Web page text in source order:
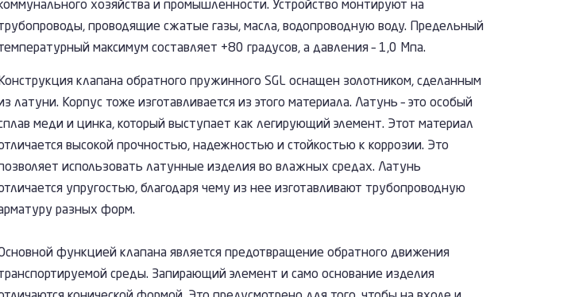
хозяйства и промышленности. Устройство монтируют на
проводящие сжатые газы, масла, водопроводную воду. Предельный
максимум составляет +80 градусов, а давления – 1,0 Мпа.
Конструкция клапана обратного пружинного SGL оснащен золотником, сделанным
латуни. Корпус тоже изготавливается из этого материала. Латунь – это особый
меди и цинка, который выступает как легирующий элемент. Этот материал
высокой прочностью, надежностью и стойкостью к коррозии. Это
использовать латунные изделия во влажных средах. Латунь
упругостью, благодаря чему из нее изготавливают трубопроводную
разных форм.
функцией клапана является предотвращение обратного движения
среды. Запирающий элемент и само основание изделия